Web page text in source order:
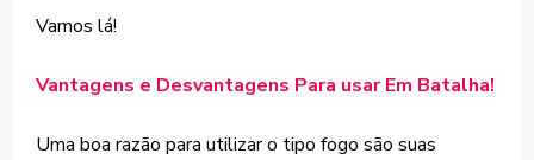
Vamos lá!
Vantagens e Desvantagens Para usar Em Batalha!
Uma boa razão para utilizar o tipo fogo são suas